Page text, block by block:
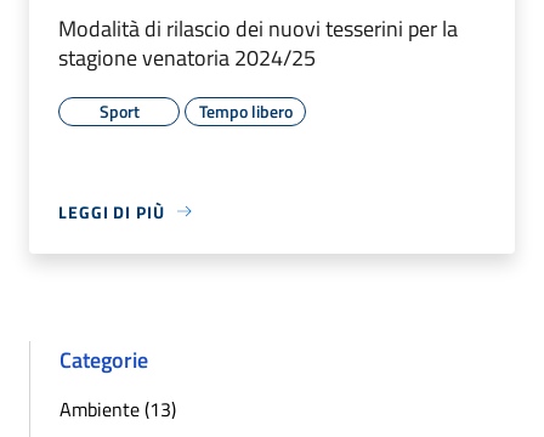
Modalità di rilascio dei nuovi tesserini per la
stagione venatoria 2024/25
Sport Tempo libero
LEGGI DI PIÙ
Categorie
Ambiente (13)